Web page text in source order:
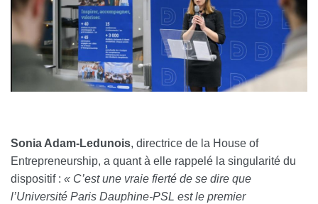
Sonia Adam-Ledunois, directrice de la House of
Entrepreneurship, a quant à elle rappelé la singularité du
dispositif : « C’est une vraie fierté de se dire que
l’Université Paris Dauphine-PSL est le premier